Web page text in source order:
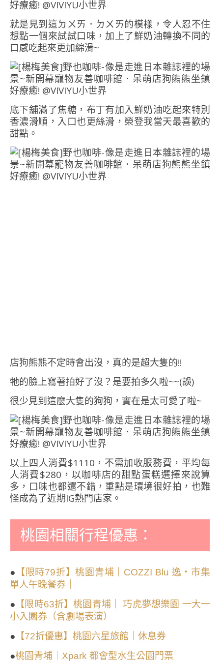
就是見到這ㄉㄨㄞ．ㄉㄨㄞ的模樣，令人忍不住
想點一個來試試口味，加上了鮮奶油轉換不同的
口感吃起來更加綿滑~
底下舖滿了焦糖，布丁有加入鮮奶油吃起來特別
香濃滑順，入口也更絲滑，榮登我當天最喜歡的
甜點。
店狗熊熊不定時會出沒，真的是超大隻的!!
牠的臉上寫著拍好了沒？是要拍多久啦~~(誤)
很少見到這麼大隻的狗狗，實在是太可愛了啦~
以上四人消費$1110，不需加收服務費，平均每
人消費$280，以咖啡店的甜點蛋糕選擇來說算
多，口味也都還不錯，重點是環境很好拍，也難
怪成為了近期IG熱門店家。
桃園相關行程優惠：
● 【限時79折】桃園青埔｜COZZI Blu 逸・市集
單人午晚餐券｜
● 【限時63折】桃園青埔｜ 巧虎夢想樂園 一大一
小入園券（含劇場表演）
● 【72折優惠】桃園六星旅館｜休息券
●桃園青埔｜Xpark 都會型水生公園門票